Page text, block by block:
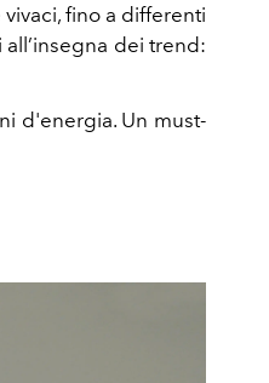
fino a differenti
dei trend:
d'energia. Un must-